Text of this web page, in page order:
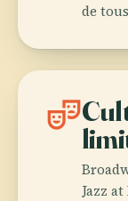
de
theater_comedy
Jazz